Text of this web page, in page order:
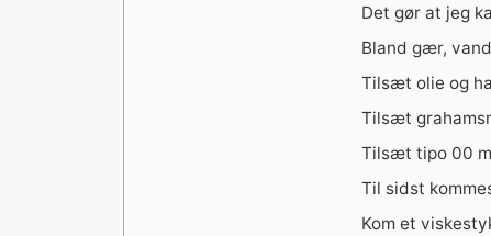
Det gør at jeg
Bland gær,
Tilsæt olie og
Tilsæt
Tilsæt tipo 00
Til sidst
Kom et